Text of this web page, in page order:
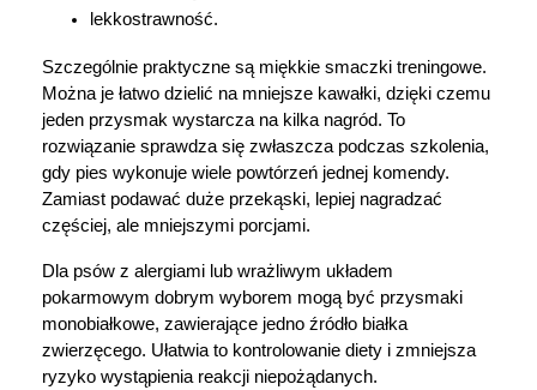
lekkostrawność.
Szczególnie praktyczne są miękkie smaczki treningowe.
Można je łatwo dzielić na mniejsze kawałki, dzięki czemu
jeden przysmak wystarcza na kilka nagród. To
rozwiązanie sprawdza się zwłaszcza podczas szkolenia,
gdy pies wykonuje wiele powtórzeń jednej komendy.
Zamiast podawać duże przekąski, lepiej nagradzać
częściej, ale mniejszymi porcjami.
Dla psów z alergiami lub wrażliwym układem
pokarmowym dobrym wyborem mogą być przysmaki
monobiałkowe, zawierające jedno źródło białka
zwierzęcego. Ułatwia to kontrolowanie diety i zmniejsza
ryzyko wystąpienia reakcji niepożądanych.